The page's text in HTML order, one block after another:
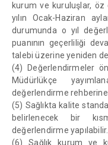
kurum ve kuruluşlar, öz
yılın Ocak-Haziran
durumunda o yıl
puanının geçerliliği
talebi üzerine yeniden
(4) Değerlendirmeler
Müdürlükçe
değerlendirme
(5) Sağlıkta kalite
belirlenecek bir
değerlendirme yapılabilir.
(6) Sağlık kurum ve